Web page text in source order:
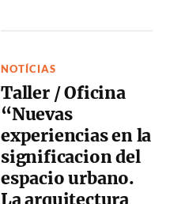
NOTÍCIAS
Taller / Oficina
“Nuevas
experiencias en la
significacion del
espacio urbano.
La arquitectura